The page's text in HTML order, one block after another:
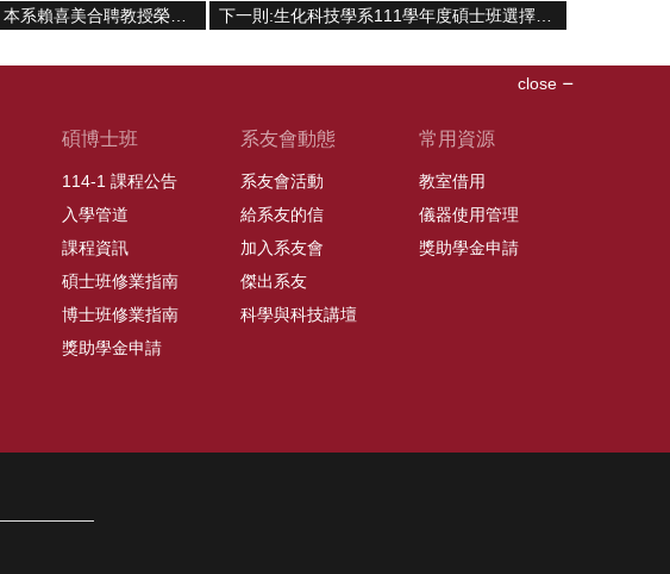
close
碩博士班
114-1 課程公告
入學管道
課程資訊
碩士班修業指南
博士班修業指南
獎助學金申請
系友會動態
系友會活動
給系友的信
加入系友會
傑出系友
科學與科技講壇
常用資源
教室借用
儀器使用管理
獎助學金申請